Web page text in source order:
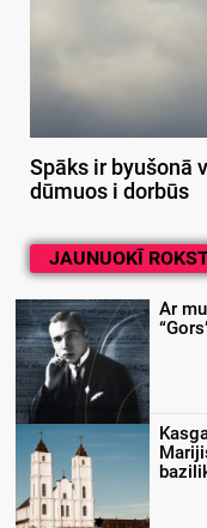
Spāks ir byušonā
dūmuos i dorbūs
JAUNUOKĪ
Ar